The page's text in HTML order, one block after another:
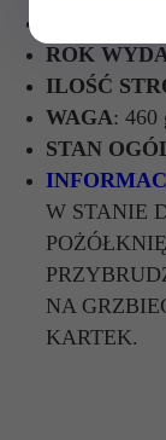
ROK
ILOŚĆ
WAGA: 460
STAN
W STANIE
NA
KARTEK.